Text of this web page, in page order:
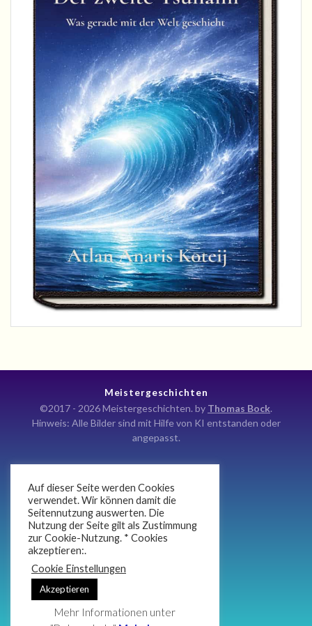
Meistergeschichten
©2017 - 2026 Meistergeschichten. by Thomas Bock.
Hinweis: Alle Bilder sind mit Hilfe von KI entstanden oder
angepasst.
Kontakt
Impressum
Datenschutz
Auf dieser Seite werden Cookies
verwendet. Wir können damit die
Seitennutzung auswerten. Die
Nutzung der Seite gilt als Zustimmung
zur Cookie-Nutzung. * Cookies
akzeptieren:.
Cookie Einstellungen
Akzeptieren
Mehr Informationen unter